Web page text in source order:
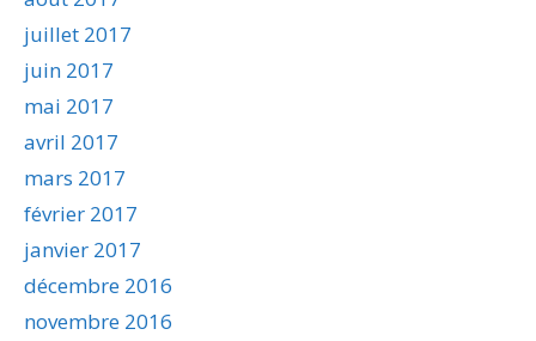
juillet 2017
juin 2017
mai 2017
avril 2017
mars 2017
février 2017
janvier 2017
décembre 2016
novembre 2016